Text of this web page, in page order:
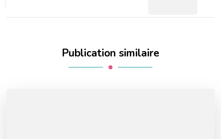
Publication similaire